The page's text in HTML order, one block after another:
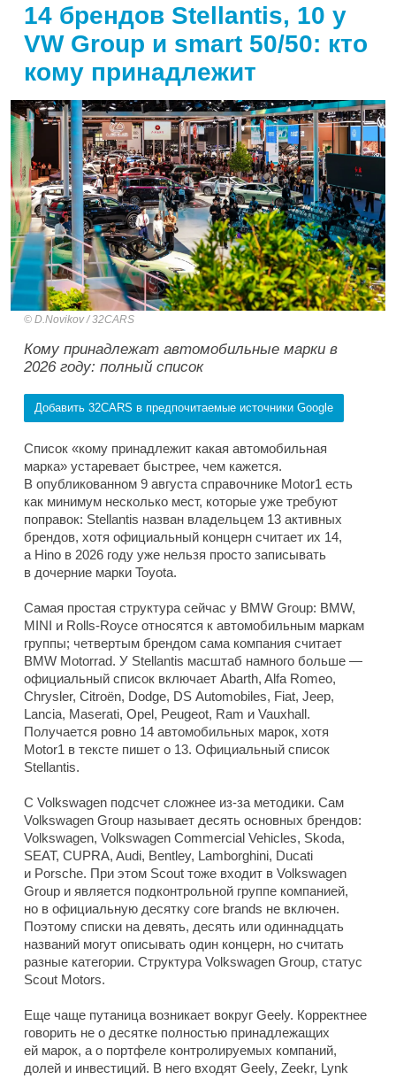
14 брендов Stellantis, 10 у
VW Group и smart 50/50: кто
кому принадлежит
D.Novikov / 32CARS
Кому принадлежат автомобильные марки в
2026 году: полный список
Добавить 32CARS в предпочитаемые источники Google
Список «кому принадлежит какая автомобильная
марка» устаревает быстрее, чем кажется.
В опубликованном 9 августа справочнике Motor1 есть
как минимум несколько мест, которые уже требуют
поправок: Stellantis назван владельцем 13 активных
брендов, хотя официальный концерн считает их 14,
а Hino в 2026 году уже нельзя просто записывать
в дочерние марки Toyota.
Самая простая структура сейчас у BMW Group: BMW,
MINI и Rolls-Royce относятся к автомобильным маркам
группы; четвертым брендом сама компания считает
BMW Motorrad. У Stellantis масштаб намного больше —
официальный список включает Abarth, Alfa Romeo,
Chrysler, Citroën, Dodge, DS Automobiles, Fiat, Jeep,
Lancia, Maserati, Opel, Peugeot, Ram и Vauxhall.
Получается ровно 14 автомобильных марок, хотя
Motor1 в тексте пишет о 13. Официальный список
Stellantis.
С Volkswagen подсчет сложнее из-за методики. Сам
Volkswagen Group называет десять основных брендов:
Volkswagen, Volkswagen Commercial Vehicles, Skoda,
SEAT, CUPRA, Audi, Bentley, Lamborghini, Ducati
и Porsche. При этом Scout тоже входит в Volkswagen
Group и является подконтрольной группе компанией,
но в официальную десятку core brands не включен.
Поэтому списки на девять, десять или одиннадцать
названий могут описывать один концерн, но считать
разные категории. Структура Volkswagen Group, статус
Scout Motors.
Еще чаще путаница возникает вокруг Geely. Корректнее
говорить не о десятке полностью принадлежащих
ей марок, а о портфеле контролируемых компаний,
долей и инвестиций. В него входят Geely, Zeekr, Lynk